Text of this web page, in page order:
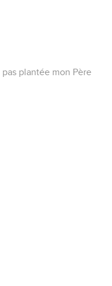
pas plantée mon Père